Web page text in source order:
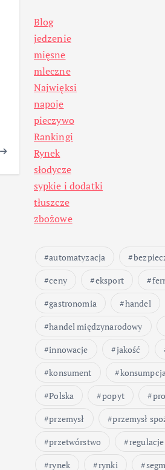
Blog
jedzenie
mięsne
mleczne
Najwięksi
napoje
pieczywo
Rankingi
Rynek
słodycze
sypkie i dodatki
tłuszcze
zbożowe
automatyzacja
ceny
eksport
gastronomia
handel
handel międzynarodowy
innowacje
jakość
konsument
Polska
popyt
przemysł
przemysł
przetwórstwo
regulacje
rynek
rynki